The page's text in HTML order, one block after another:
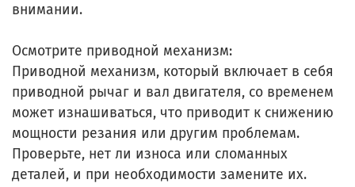
внимании.
Осмотрите приводной механизм:
Приводной механизм, который включает в себя
приводной рычаг и вал двигателя, со временем
может изнашиваться, что приводит к снижению
мощности резания или другим проблемам.
Проверьте, нет ли износа или сломанных
деталей, и при необходимости замените их.